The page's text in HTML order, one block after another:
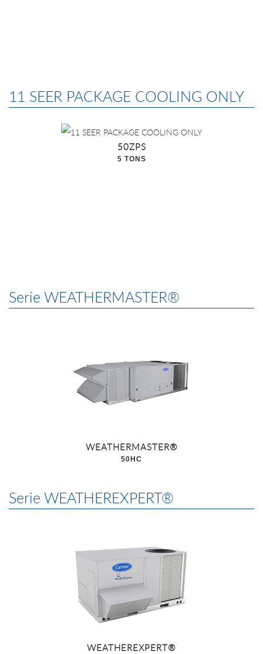
11 SEER PACKAGE COOLING ONLY
50ZPS
5 TONS
Serie WEATHERMASTER®
WEATHERMASTER®
50HC
Serie WEATHEREXPERT®
WEATHEREXPERT®